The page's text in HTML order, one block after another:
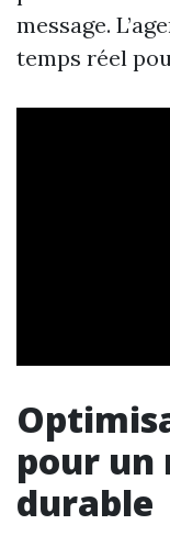
message.
temps réel
pour un
durable